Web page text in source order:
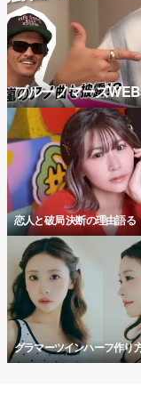
ブルーノマーズ
恋人と破局 決断の理由語る
グラマーツインハーフ作り